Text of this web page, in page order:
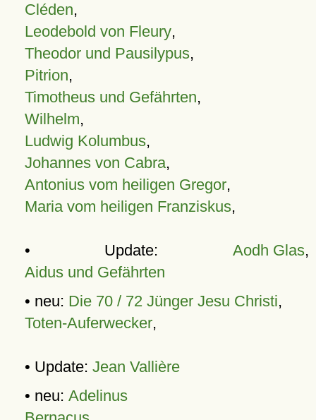
Cléden,
Leodebold von Fleury,
Theodor und Pausilypus,
Pitrion,
Timotheus und Gefährten,
Wilhelm,
Ludwig Kolumbus,
Johannes von Cabra,
Antonius vom heiligen Gregor,
Maria vom heiligen Franziskus,
• Update: Aodh Glas,
Aidus und Gefährten
• neu: Die 70 / 72 Jünger Jesu Christi,
Toten-Auferwecker,
• Update: Jean Vallière
• neu: Adelinus